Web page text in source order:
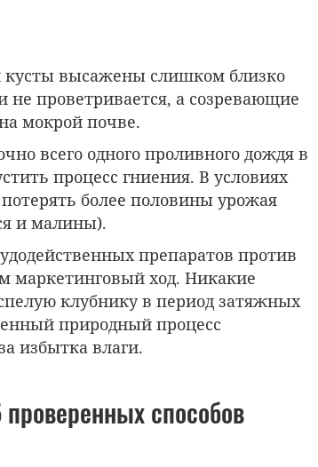
кусты высажены слишком близко
не проветривается, а созревающие
мокрой почве.
всего одного проливного дождя в
процесс гниения. В условиях
более половины урожая
и малины).
препаратов против
маркетинговый ход. Никакие
клубнику в период затяжных
природный процесс
избытка влаги.
способов